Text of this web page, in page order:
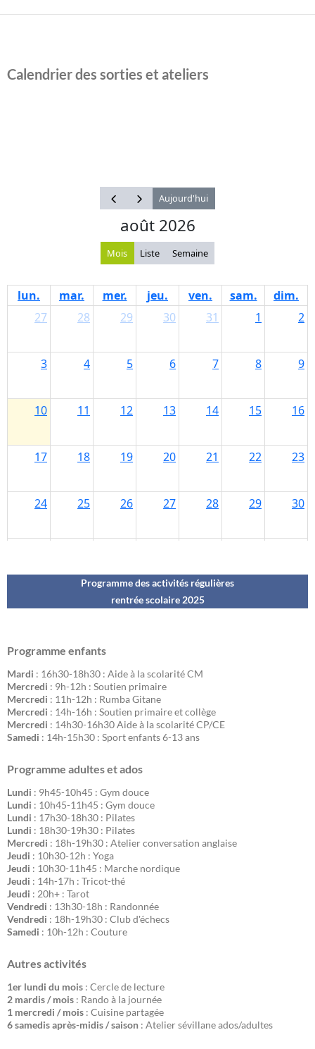
Calendrier des sorties et ateliers
Programme des activités régulières
rentrée scolaire 2025
Programme enfants
Mardi : 16h30-18h30 : Aide à la scolarité CM
Mercredi : 9h-12h : Soutien primaire
Mercredi : 11h-12h : Rumba Gitane
Mercredi : 14h-16h : Soutien primaire et collège
Mercredi : 14h30-16h30 Aide à la scolarité CP/CE
Samedi : 14h-15h30 : Sport enfants 6-13 ans
Programme adultes et ados
Lundi : 9h45-10h45 : Gym douce
Lundi : 10h45-11h45 : Gym douce
Lundi : 17h30-18h30 : Pilates
Lundi : 18h30-19h30 : Pilates
Mercredi : 18h-19h30 : Atelier conversation anglaise
Jeudi : 10h30-12h : Yoga
Jeudi : 10h30-11h45 : Marche nordique
Jeudi : 14h-17h : Tricot-thé
Jeudi : 20h+ : Tarot
Vendredi : 13h30-18h : Randonnée
Vendredi : 18h-19h30 : Club d'échecs
Samedi : 10h-12h : Couture
Autres activités
1er lundi du mois : Cercle de lecture
2 mardis / mois : Rando à la journée
1 mercredi / mois : Cuisine partagée
6 samedis après-midis / saison : Atelier sévillane ados/adultes